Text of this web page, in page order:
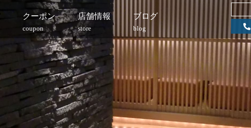
クーポン
coupon
店舗情報
store
ブログ
blog